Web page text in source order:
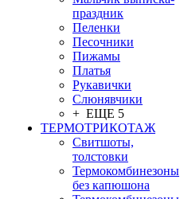
праздник
Пеленки
Песочники
Пижамы
Платья
Рукавички
Слюнявчики
+ ЕЩЕ 5
ТЕРМОТРИКОТАЖ
Свитшоты,
толстовки
Термокомбинезоны
без капюшона